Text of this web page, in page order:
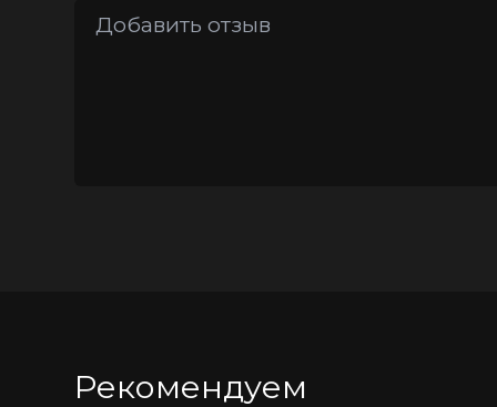
Диаметр раструба: 3,8 см
*Цена на данную новинку может
Рекомендуем